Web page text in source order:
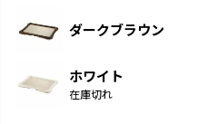
ダークブラウン
ホワイト
在庫切れ